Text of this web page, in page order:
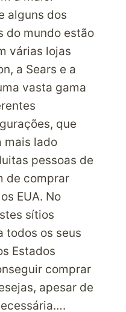
alguns dos
do mundo estão
várias lojas
a Sears e a
vasta gama
que
mais lado
pessoas de
de comprar
EUA. No
sítios
todos os seus
Estados
comprar
apesar de